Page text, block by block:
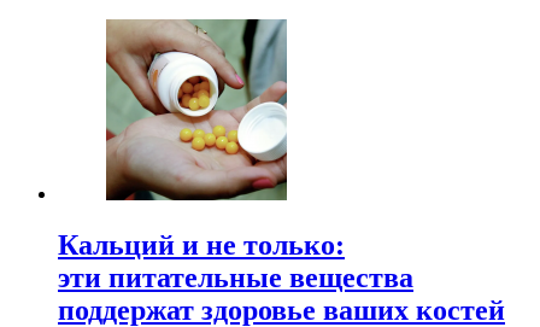
Кальций и не только:
эти питательные вещества
поддержат здоровье ваших костей